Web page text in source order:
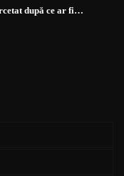
după ce ar fi…